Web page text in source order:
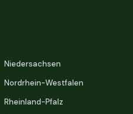
Niedersachsen
Nordrhein-Westfalen
Rheinland-Pfalz